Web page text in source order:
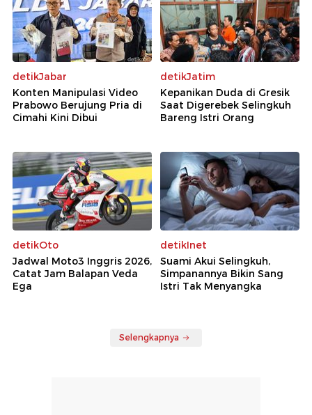
detikJabar
Konten Manipulasi Video
Prabowo Berujung Pria di
Cimahi Kini Dibui
detikJatim
Kepanikan Duda di Gresik
Saat Digerebek Selingkuh
Bareng Istri Orang
detikOto
Jadwal Moto3 Inggris 2026,
Catat Jam Balapan Veda
Ega
detikInet
Suami Akui Selingkuh,
Simpanannya Bikin Sang
Istri Tak Menyangka
Selengkapnya